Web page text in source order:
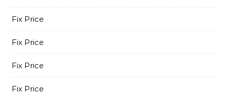
Fix Price
Fix Price
Fix Price
Fix Price